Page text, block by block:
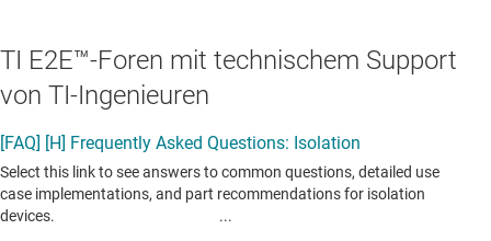
TI E2E™-Foren mit technischem Support
von TI-Ingenieuren